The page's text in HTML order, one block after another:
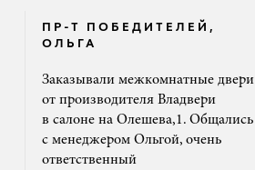
ПР-Т ПОБЕДИТЕЛЕЙ,
ОЛЬГА
Заказывали межкомнатные двери
от производителя Владвери
в салоне на Олешева,1. Общались
с менеджером Ольгой, очень
ответственный